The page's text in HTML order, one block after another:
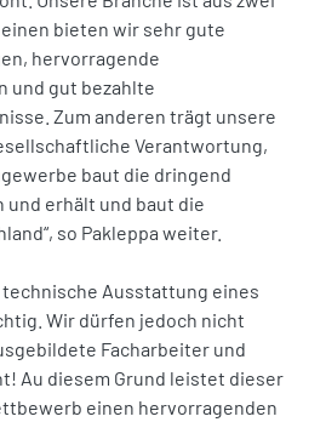
bieten wir sehr gute
hervorragende
und gut bezahlte
Zum anderen trägt unsere
Verantwortung,
baut die dringend
erhält und baut die
so Pakleppa weiter.
technische Ausstattung eines
Wir dürfen jedoch nicht
Facharbeiter und
Au diesem Grund leistet dieser
einen hervorragenden